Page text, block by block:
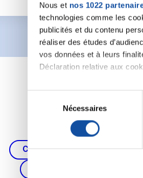
Nous et nos 1022
technologies comme les
publicités et du contenu
réaliser des études
vos données et à leurs
Déclaration relative aux
Si vous le permettez, nous
Collecter des
digitales).
. Vous pouvez
c
t
Nécessaires
Cancer du poumon, de la